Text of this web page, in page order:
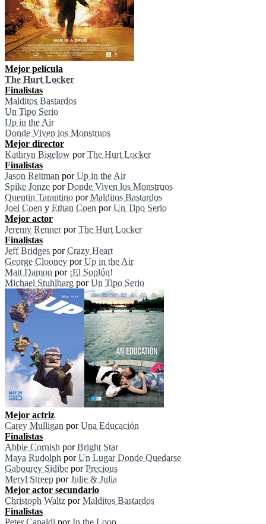
Mejor película
The Hurt Locker
Finalistas
Malditos Bastardos
Un Tipo Serio
Up in the Air
Donde Viven los Monstruos
Mejor director
Kathryn Bigelow porThe Hurt Locker
Finalistas
Jason Reitman porUp in the Air
Spike Jonze porDonde Viven los Monstruos
Quentin Tarantino porMalditos Bastardos
Joel Coen y Ethan Coen porUn Tipo Serio
Mejor actor
Jeremy RennerporThe Hurt Locker
Finalistas
Jeff Bridges porCrazy Heart
George Clooney porUp in the Air
Matt Damon por ¡El Soplón!
Michael Stuhlbarg porUn Tipo Serio
Mejor actriz
Carey Mulligan porUna Educación
Finalistas
Abbie Cornish porBright Star
Maya Rudolph porUn Lugar Donde Quedarse
Gabourey Sidibe porPrecious
Meryl Streep porJulie & Julia
Mejor actor secundario
Christoph Waltz porMalditos Bastardos
Finalistas